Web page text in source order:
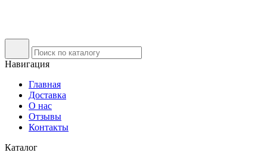
Навигация
Главная
Доставка
О нас
Отзывы
Контакты
Каталог